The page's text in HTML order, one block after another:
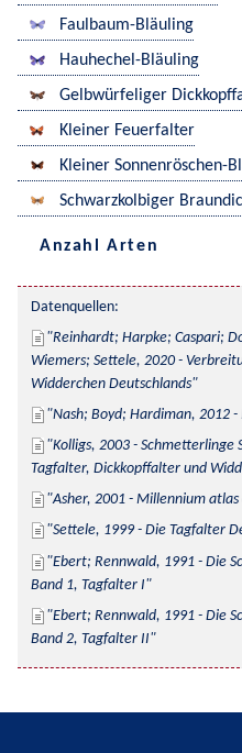
Faulbaum-Bläuling
Hauhechel-Bläuling
Gelbwürfeliger
Kleiner Feuerfalter
Kleiner Sonnenröschen-
Schwarzkolbiger
Anzahl Arten
Datenquellen:
Reinhardt; Harpke; Caspari;
Wiemers; Settele, 2020 -
Widderchen Deutschlands
Nash; Boyd; Hardiman, 2012
Kolligs, 2003 - Schmetterlinge
Tagfalter, Dickkopffalter und
Asher, 2001 - Millennium
Settele, 1999 - Die Tagfalter
Ebert; Rennwald, 1991 - Die
Band 1, Tagfalter I
Ebert; Rennwald, 1991 - Die
Band 2, Tagfalter II